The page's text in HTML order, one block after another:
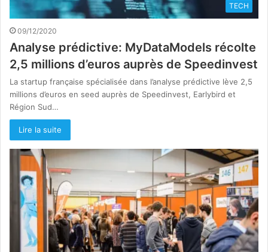
TECH
09/12/2020
Analyse prédictive: MyDataModels récolte
2,5 millions d’euros auprès de Speedinvest
La startup française spécialisée dans l’analyse prédictive lève 2,5
millions d’euros en seed auprès de Speedinvest, Earlybird et
Région Sud…
Lire la suite